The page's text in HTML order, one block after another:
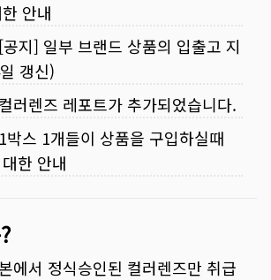
안내
[공지] 일부 브랜드 상품의 입출고 지
갱신)
컬러렌즈 레포트가 추가되었습니다.
1박스 1개들이 상품을 구입하실때
한 안내
에서 정식승인된 컬러렌즈만 취급